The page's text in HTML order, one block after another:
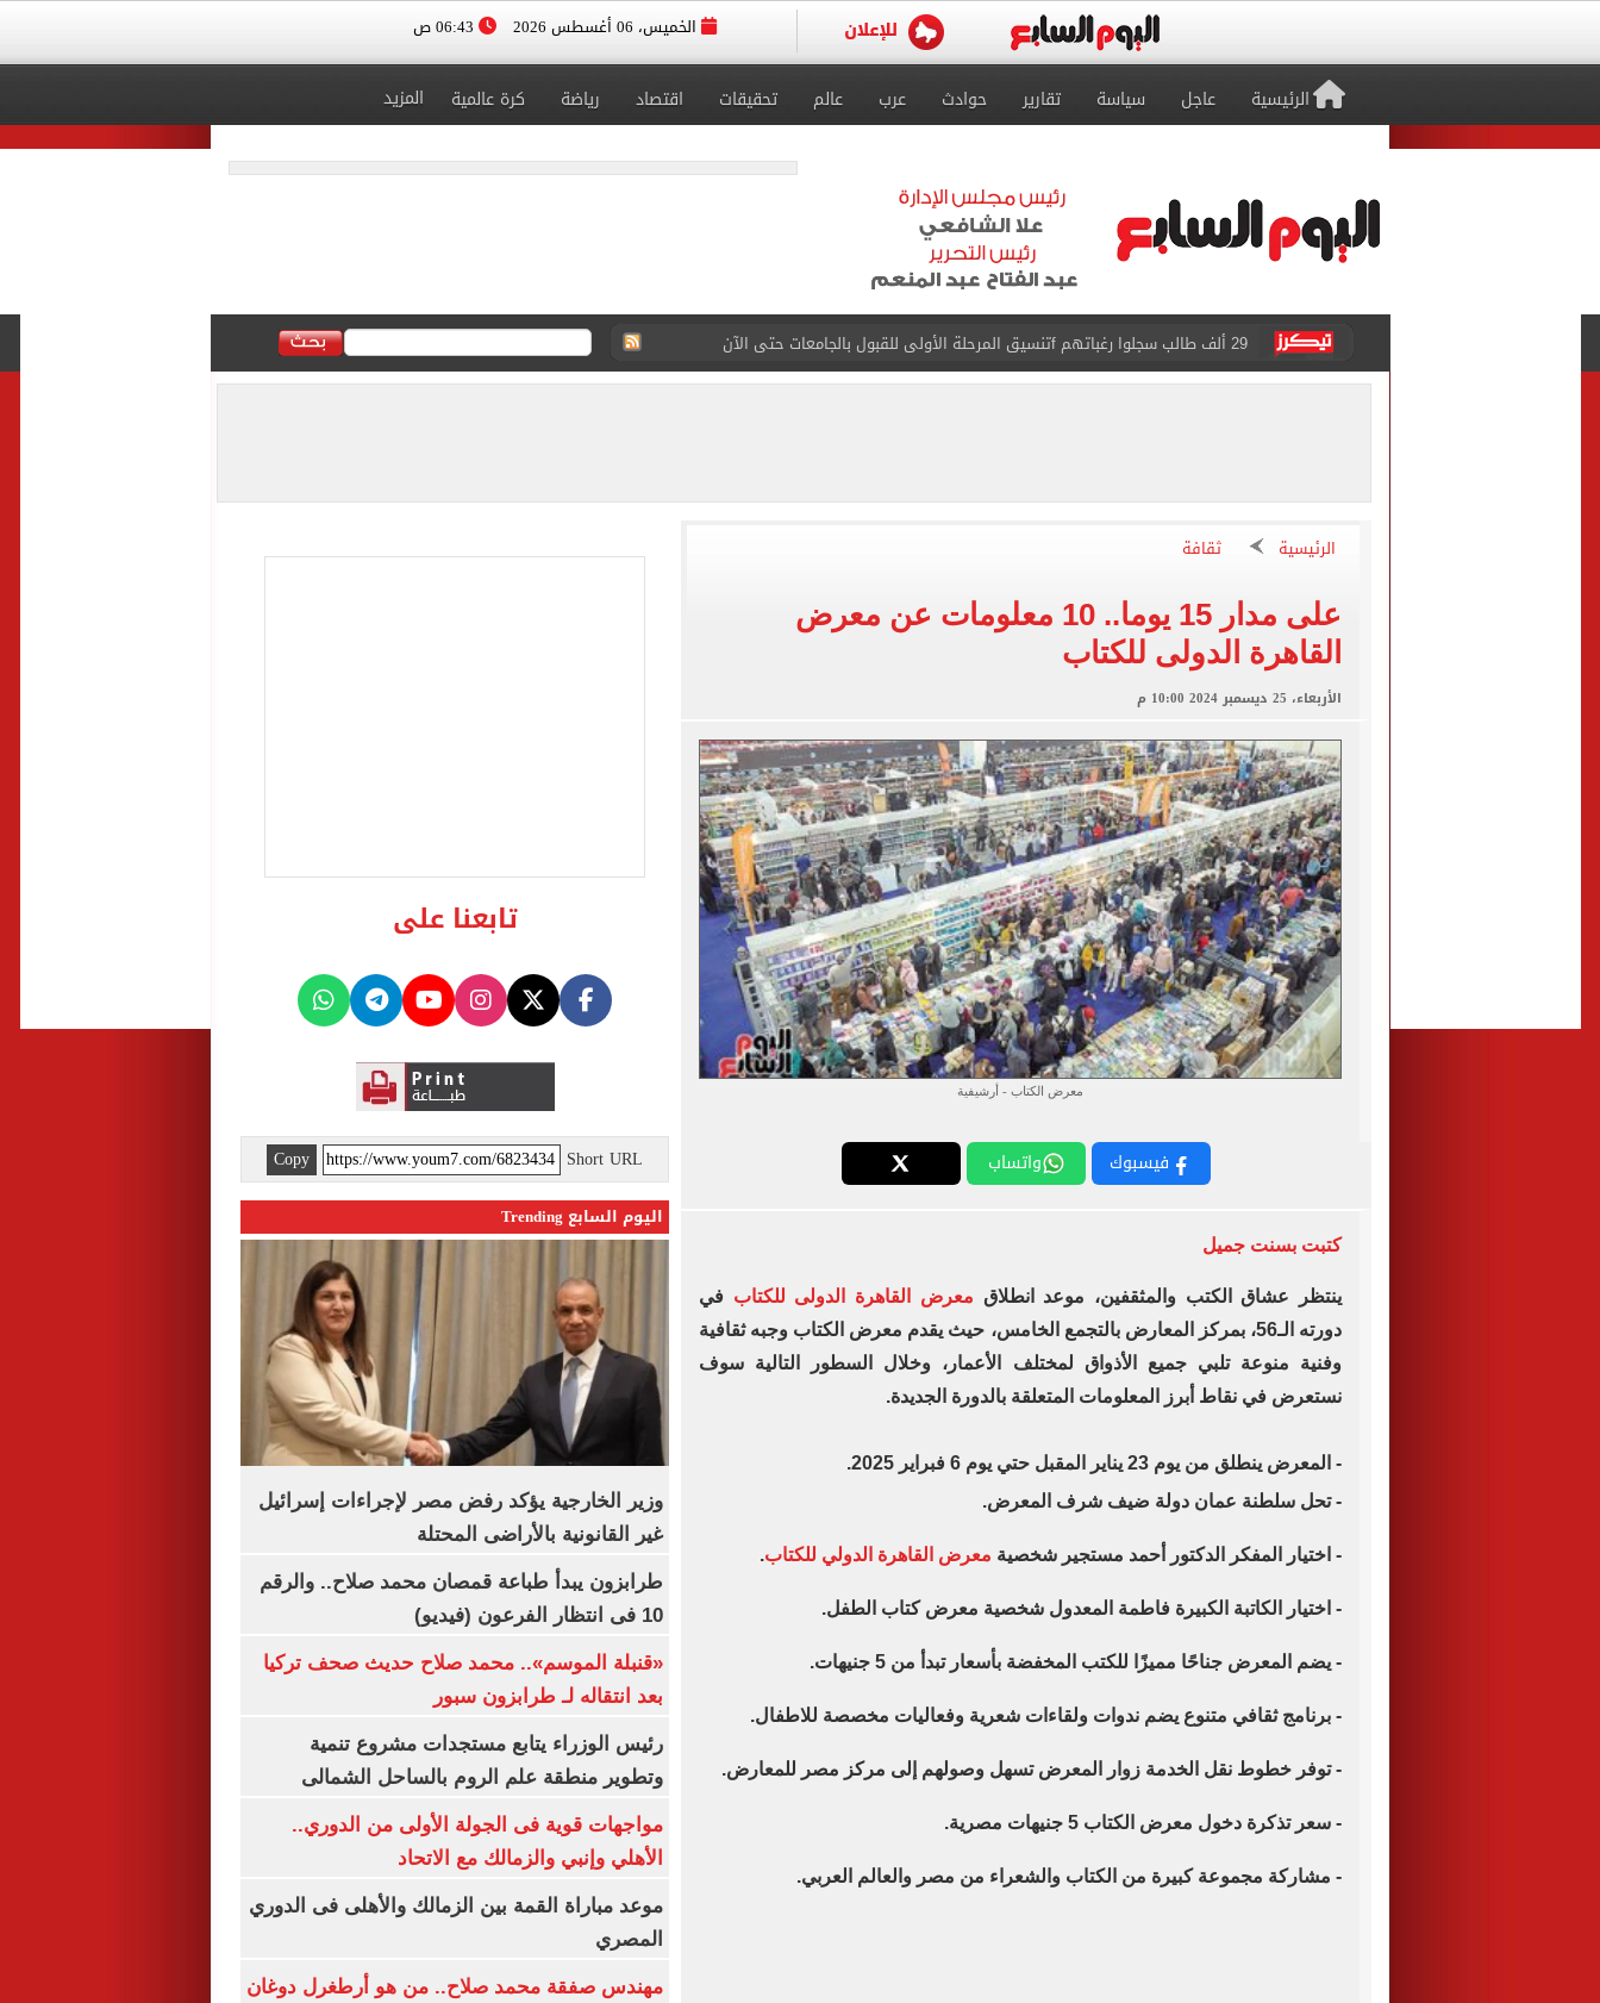
الخميس، 06 أغسطس 2026
الرئيسية عاجل سياسة تقارير حوادث عرب عالم تحقيقات اقتصاد رياضة كرة عالمية المزيد
29 ألف طالب سجلوا رغباتهم fتنسيق المرحلة الأولى للقبول بالجامعات حتى الآن
حفلات U Arena تنطلق مع الهضبة عمرو دياب ضمن «يلا ساحل 2026» بالعلمين الجديدة
الآلاف يودعون عروس الشرقية إلى مثواها الأخير بعد وفاتها ليلة زفافها.. صور
الرئيس السيسى يستقبل ملك البحرين بمطار العلمين الدولى.. صور
الأهلى يقسو على النجوم بسداسية ودياً.. وغياب إمام عاشور
التموين والزراعة وجهاز مستقبل مصر يعلنون طرح السكر الحر بـ25 جنيها من الغد
البنك المركزى: ارتفاع الاحتياطى الأجنبى لـ 56.3 مليار دولار نهاية يوليو
الرئيسية ثقافة
على مدار 15 يوما.. 10 معلومات عن معرض
القاهرة الدولى للكتاب
الأربعاء، 25 ديسمبر 2024 10:00 م
معرض الكتاب - أرشيفية
فيسبوك واتساب
كتبت بسنت جميل
ينتظر عشاق الكتب والمثقفين، موعد انطلاق معرض القاهرة الدولى للكتاب في
دورته الـ56، بمركز المعارض بالتجمع الخامس، حيث يقدم معرض الكتاب وجبه ثقافية
وفنية منوعة تلبي جميع الأذواق لمختلف الأعمار، وخلال السطور التالية سوف
نستعرض في نقاط أبرز المعلومات المتعلقة بالدورة الجديدة.
- المعرض ينطلق من يوم 23 يناير المقبل حتي يوم 6 فبراير 2025.
- تحل سلطنة عمان دولة ضيف شرف المعرض.
- اختيار المفكر الدكتور أحمد مستجير شخصية معرض القاهرة الدولي للكتاب.
- اختيار الكاتبة الكبيرة فاطمة المعدول شخصية معرض كتاب الطفل.
- يضم المعرض جناحًا مميزًا للكتب المخفضة بأسعار تبدأ من 5 جنيهات.
- برنامج ثقافي متنوع يضم ندوات ولقاءات شعرية وفعاليات مخصصة للاطفال.
- توفر خطوط نقل الخدمة زوار المعرض تسهل وصولهم إلى مركز مصر للمعارض.
- سعر تذكرة دخول معرض الكتاب 5 جنيهات مصرية.
- مشاركة مجموعة كبيرة من الكتاب والشعراء من مصر والعالم العربي.
تابعنا على
Short URL
Copy
اليوم السابع Trending
وزير الخارجية يؤكد رفض مصر لإجراءات إسرائيل
غير القانونية بالأراضى المحتلة
طرابزون يبدأ طباعة قمصان محمد صلاح.. والرقم
10 فى انتظار الفرعون (فيديو)
«قنبلة الموسم».. محمد صلاح حديث صحف تركيا
بعد انتقاله لـ طرابزون سبور
رئيس الوزراء يتابع مستجدات مشروع تنمية
وتطوير منطقة علم الروم بالساحل الشمالى
مواجهات قوية فى الجولة الأولى من الدوري..
الأهلي وإنبي والزمالك مع الاتحاد
موعد مباراة القمة بين الزمالك والأهلى فى الدوري
المصري
مهندس صفقة محمد صلاح.. من هو أرطغرل دوغان